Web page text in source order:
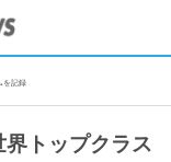
を記録
トップクラス